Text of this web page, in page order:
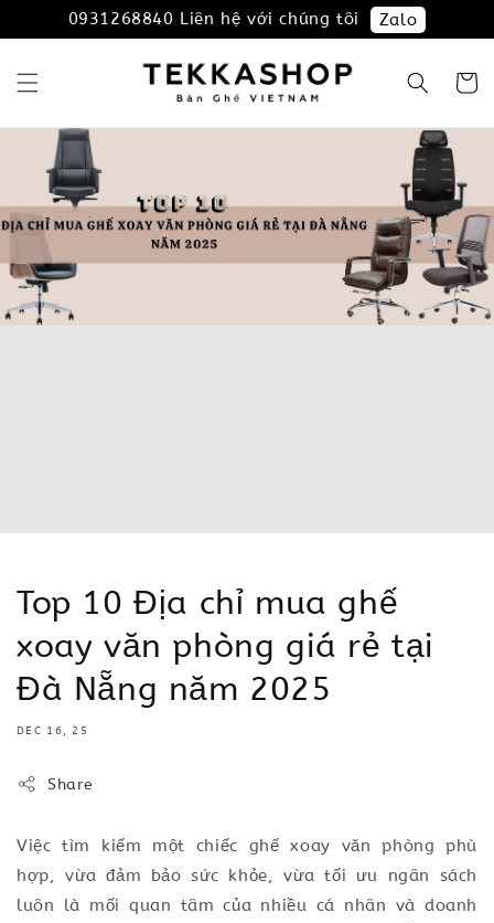
0931268840 Liên hệ với chúng tôi Zalo
Top 10 Địa chỉ mua ghế
xoay văn phòng giá rẻ tại
Đà Nẵng năm 2025
DEC 16, 25
Share
Việc tìm kiếm một chiếc ghế xoay văn phòng phù
hợp, vừa đảm bảo sức khỏe, vừa tối ưu ngân sách
luôn là mối quan tâm của nhiều cá nhân và doanh